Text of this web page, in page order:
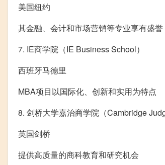
美国纽约
其金融、会计和市场营销等专业享有盛誉
7. IE商学院（IE Business School）
西班牙马德里
MBA项目以国际化、创新和实用为特点
8. 剑桥大学嘉治商学院（Cambridge
英国剑桥
提供高质量的商科教育和研究机会